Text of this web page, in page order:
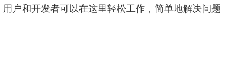
户和开发者可以在这里轻松工作，简单地解决问题